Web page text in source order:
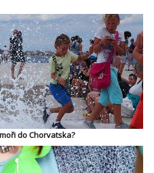
do Chorvatska?